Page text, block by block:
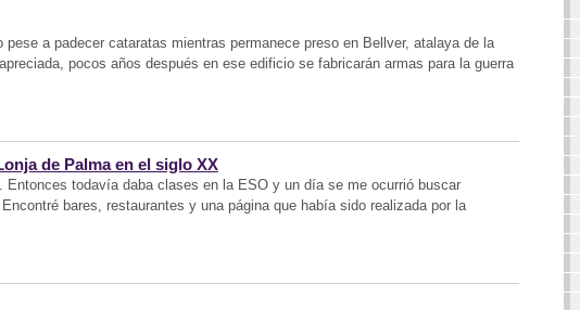
a padecer cataratas mientras permanece preso en Bellver, atalaya de la
pocos años después en ese edificio se fabricarán armas para la guerra
de Palma en el siglo XX
todavía daba clases en la ESO y un día se me ocurrió buscar
bares, restaurantes y una página que había sido realizada por la